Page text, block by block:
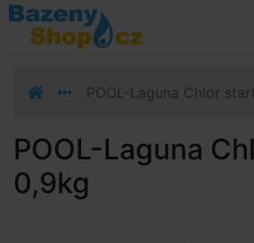
Přejít k navigaci
Přejít na obsah
Přejít k postrannímu sloupci
POOL-Laguna Chlor
POOL-Laguna
0,9kg